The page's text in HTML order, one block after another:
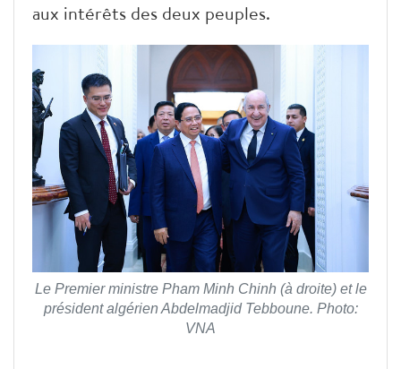
aux intérêts des deux peuples.
Le Premier ministre Pham Minh Chinh (à droite) et le
président algérien Abdelmadjid Tebboune. Photo:
VNA